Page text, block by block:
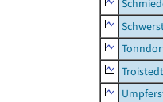
Troistedt